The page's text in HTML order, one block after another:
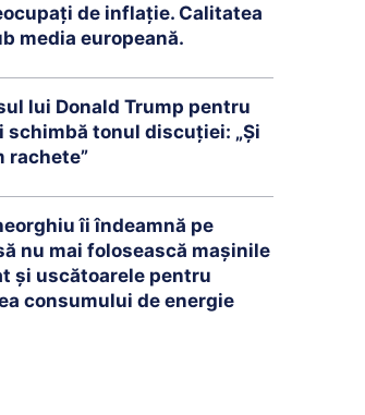
de inflație. Calitatea
media europeană.
lui Donald Trump pentru
schimbă tonul discuției: „Și
rachete”
îi îndeamnă pe
nu mai folosească mașinile
și uscătoarele pentru
consumului de energie